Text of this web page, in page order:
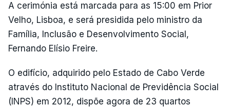
A cerimónia está marcada para as 15:00 em Prior
Velho, Lisboa, e será presidida pelo ministro da
Família, Inclusão e Desenvolvimento Social,
Fernando Elísio Freire.
O edifício, adquirido pelo Estado de Cabo Verde
através do Instituto Nacional de Previdência Social
(INPS) em 2012, dispõe agora de 23 quartos